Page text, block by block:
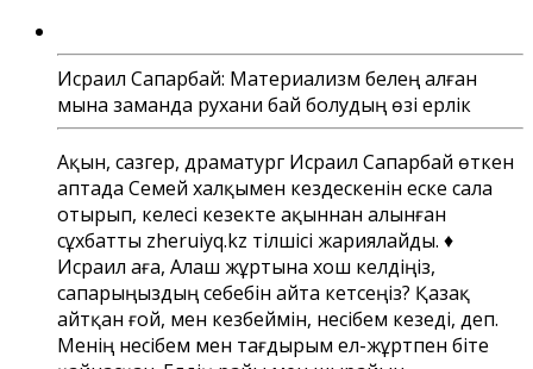
Исраил Сапарбай: Материализм белең алған
мына заманда рухани бай болудың өзі ерлік
Ақын, сазгер, драматург Исраил Сапарбай өткен
аптада Семей халқымен кездескенін еске сала
отырып, келесі кезекте ақыннан алынған
сұхбатты zheruiyq.kz тілшісі жариялайды. ♦
Исраил аға, Алаш жұртына хош келдіңіз,
сапарыңыздың себебін айта кетсеңіз? Қазақ
айтқан ғой, мен кезбеймін, несібем кезеді, деп.
Менің несібем мен тағдырым ел-жұртпен біте